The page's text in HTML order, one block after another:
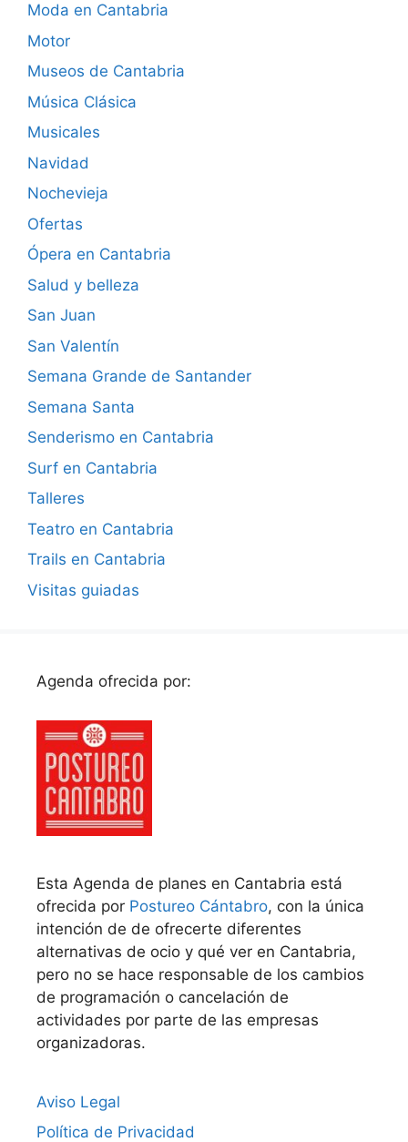
Moda en Cantabria
Motor
Museos de Cantabria
Música Clásica
Musicales
Navidad
Nochevieja
Ofertas
Ópera en Cantabria
Salud y belleza
San Juan
San Valentín
Semana Grande de Santander
Semana Santa
Senderismo en Cantabria
Surf en Cantabria
Talleres
Teatro en Cantabria
Trails en Cantabria
Visitas guiadas
Agenda ofrecida por:
Esta Agenda de planes en Cantabria está
ofrecida por Postureo Cántabro, con la única
intención de de ofrecerte diferentes
alternativas de ocio y qué ver en Cantabria,
pero no se hace responsable de los cambios
de programación o cancelación de
actividades por parte de las empresas
organizadoras.
Aviso Legal
Política de Privacidad